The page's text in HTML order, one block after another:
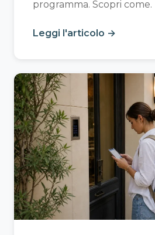
programma. Scopri come.
Leggi l'articolo →